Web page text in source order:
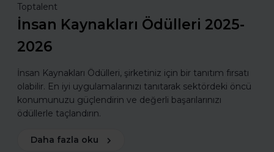
Toptalent
İnsan Kaynakları Ödülleri 2025-
2026
İnsan Kaynakları Ödülleri, şirketiniz için bir tanıtım fırsatı
olabilir. En iyi uygulamalarınızı tanıtarak sektördeki öncü
konumunuzu güçlendirin ve değerli başarılarınızı
ödüllerle taçlandırın.
Daha fazla oku